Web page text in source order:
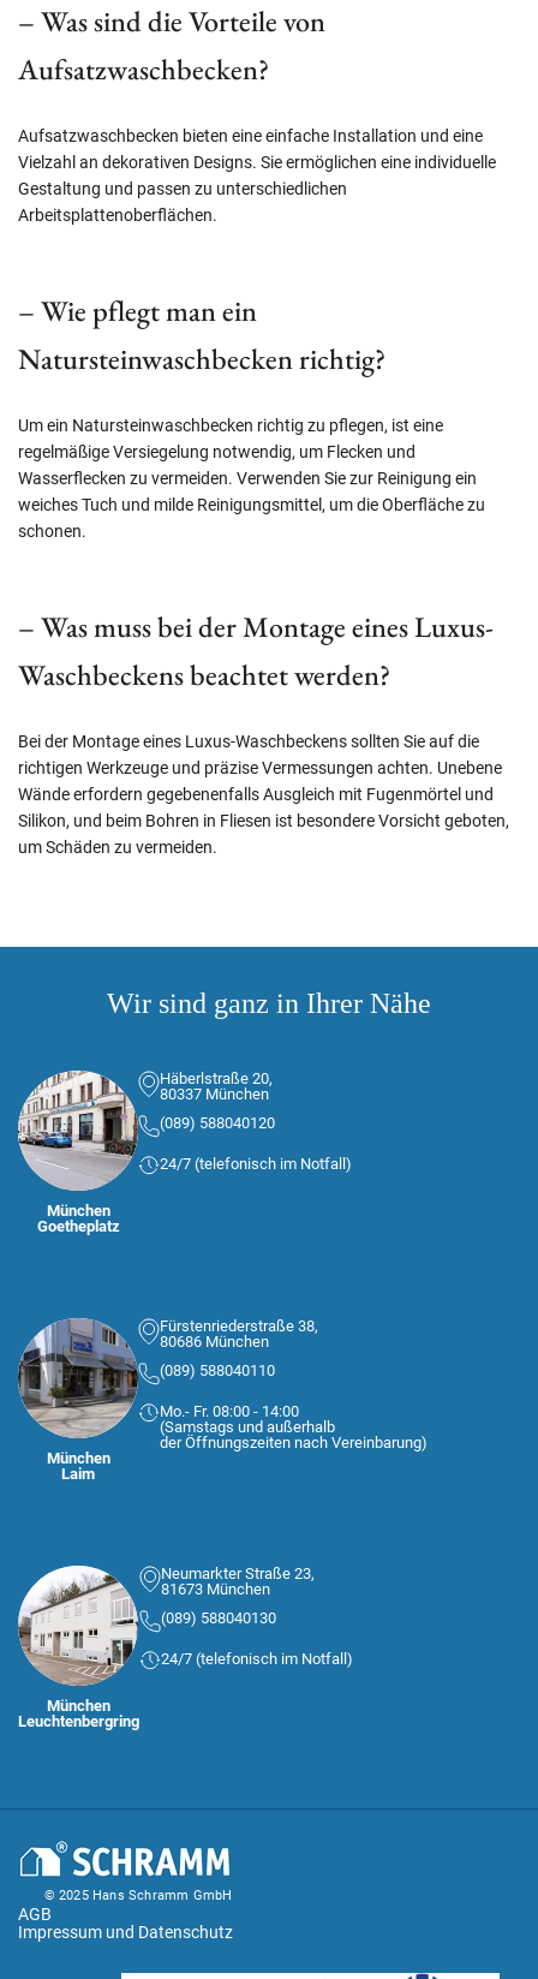
– Was sind die Vorteile von
Aufsatzwaschbecken?
Aufsatzwaschbecken bieten eine einfache Installation und eine
Vielzahl an dekorativen Designs. Sie ermöglichen eine individuelle
Gestaltung und passen zu unterschiedlichen
Arbeitsplattenoberflächen.
– Wie pflegt man ein
Natursteinwaschbecken richtig?
Um ein Natursteinwaschbecken richtig zu pflegen, ist eine
regelmäßige Versiegelung notwendig, um Flecken und
Wasserflecken zu vermeiden. Verwenden Sie zur Reinigung ein
weiches Tuch und milde Reinigungsmittel, um die Oberfläche zu
schonen.
– Was muss bei der Montage eines Luxus-
Waschbeckens beachtet werden?
Bei der Montage eines Luxus-Waschbeckens sollten Sie auf die
richtigen Werkzeuge und präzise Vermessungen achten. Unebene
Wände erfordern gegebenenfalls Ausgleich mit Fugenmörtel und
Silikon, und beim Bohren in Fliesen ist besondere Vorsicht geboten,
um Schäden zu vermeiden.
Wir sind ganz in Ihrer Nähe
München
Goetheplatz
Häberlstraße 20,
80337 München
(089) 588040120
24/7 (telefonisch im Notfall)
München
Laim
Fürstenriederstraße 38,
80686 München
(089) 588040110
Mo.- Fr. 08:00 - 14:00
(Samstags und außerhalb
der Öffnungszeiten nach Vereinbarung)
München
Leuchtenbergring
Neumarkter Straße 23,
81673 München
(089) 588040130
24/7 (telefonisch im Notfall)
© 2025 Hans Schramm GmbH
AGB
Impressum und Datenschutz